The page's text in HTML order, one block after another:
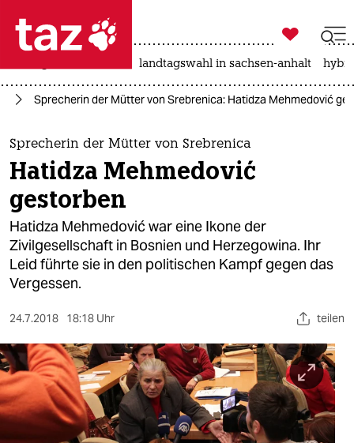
 taz zahl ich
taz zahl ich
themen
politik
öko
gesellschaft
kultur
sport
berlin
nord
wahrheit

taz zahl ich
landtagswahl in sachsen-anhalt
Sprecherin der Mütter von Srebrenica: Hatidza Mehmedović
Sprecherin der Mütter von Srebrenica
Hatidza Mehmedović
gestorben
Hatidza Mehmedović war eine Ikone der
Zivilgesellschaft in Bosnien und Herzegowina. Ihr
Leid führte sie in den politischen Kampf gegen das
Vergessen.
24.7.2018 18:18 Uhr teilen